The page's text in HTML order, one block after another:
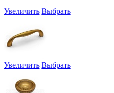
Увеличить Выбрать
Увеличить Выбрать